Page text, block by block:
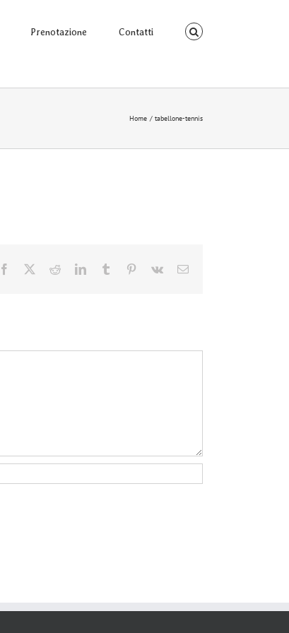
Prenotazione Contatti
Home tabellone-tennis
Facebook RedditLinkedInTumblr Pinterest
Vk Email